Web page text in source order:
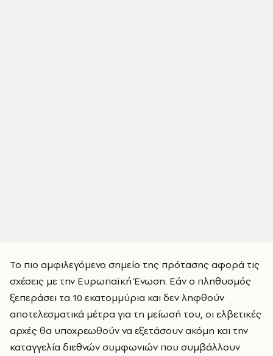
Το πιο αμφιλεγόμενο σημείο της πρότασης αφορά τις
σχέσεις με την Ευρωπαϊκή Ένωση. Εάν ο πληθυσμός
ξεπεράσει τα 10 εκατομμύρια και δεν ληφθούν
αποτελεσματικά μέτρα για τη μείωσή του, οι ελβετικές
αρχές θα υποχρεωθούν να εξετάσουν ακόμη και την
καταγγελία διεθνών συμφωνιών που συμβάλλουν